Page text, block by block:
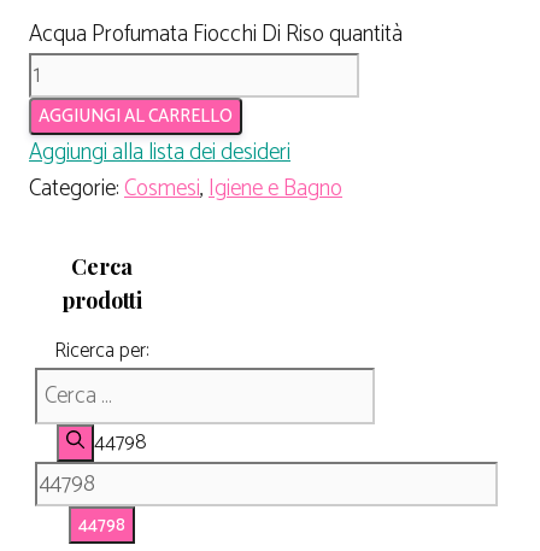
Acqua Profumata Fiocchi Di Riso quantità
AGGIUNGI AL CARRELLO
Aggiungi alla lista dei desideri
Categorie:Cosmesi,Igiene e Bagno
Cerca
prodotti
Ricerca per:
44798